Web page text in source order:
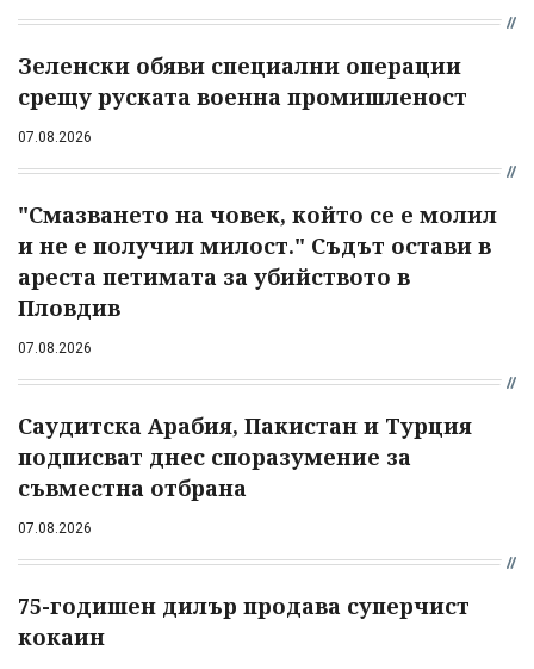
Зеленски обяви специални операции
срещу руската военна промишленост
07.08.2026
"Смазването на човек, който се е молил
и не е получил милост." Съдът остави в
ареста петимата за убийството в
Пловдив
07.08.2026
Саудитска Арабия, Пакистан и Турция
подписват днес споразумение за
съвместна отбрана
07.08.2026
75-годишен дилър продава суперчист
кокаин